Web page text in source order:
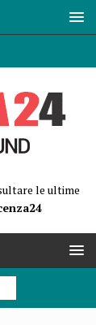
le ultime